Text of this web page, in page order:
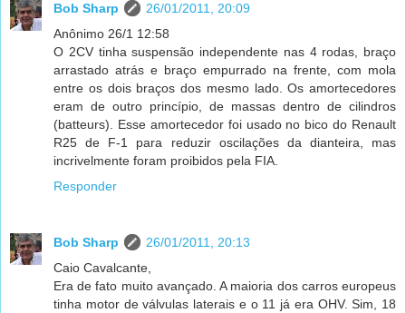
Bob Sharp
26/01/2011, 20:09
Anônimo 26/1 12:58
O 2CV tinha suspensão independente nas 4 rodas, braço
arrastado atrás e braço empurrado na frente, com mola
entre os dois braços dos mesmo lado. Os amortecedores
eram de outro princípio, de massas dentro de cilindros
(batteurs). Esse amortecedor foi usado no bico do Renault
R25 de F-1 para reduzir oscilações da dianteira, mas
incrivelmente foram proibidos pela FIA.
Responder
Bob Sharp
26/01/2011, 20:13
Caio Cavalcante,
Era de fato muito avançado. A maioria dos carros europeus
tinha motor de válvulas laterais e o 11 já era OHV. Sim, 18